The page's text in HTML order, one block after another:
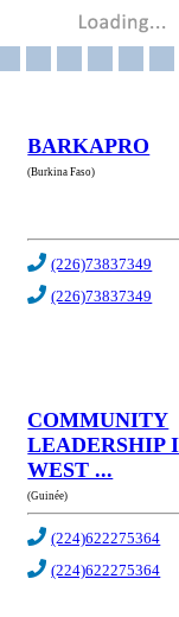
BARKAPRO
(Burkina Faso)
(226)73837349
(226)73837349
COMMUNITY
LEADERSHIP
WEST ...
(Guinée)
(224)622275364
(224)622275364